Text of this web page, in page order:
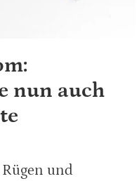
nun auch
und